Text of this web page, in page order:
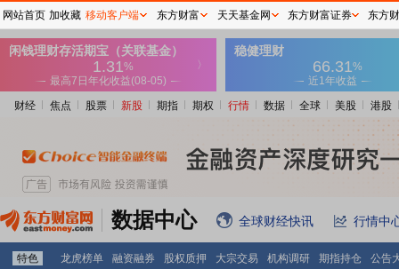
财经 焦点 股票 新股 期指 期权 行情 数据 全球 美股 港股
数据中心 全球财经快讯 行情中
特色 龙虎榜单 融资融券 股权质押 大宗交易 机构调研 期指持仓
公告
网站首页 加收藏 移动客户端 东方财富 天天基金网 东方财富证券 东方